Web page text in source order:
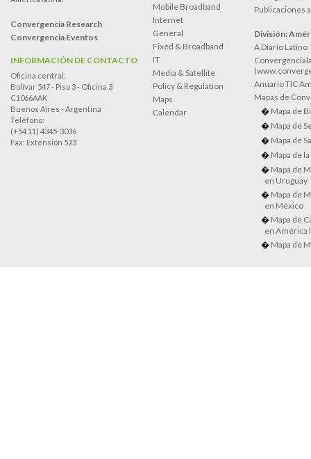
Convergencia Research
Convergencia Eventos
INFORMACIÓN DE CONTACTO
Oficina central:
Bolívar 547 - Piso 3 - Oficina 3
C1066AAK
Buenos Aires - Argentina
Teléfono:
(+54 11) 4345-3036
Fax: Extensión 523
Mobile Broadband
Internet
General
Fixed & Broadband
IT
Media & Satellite
Policy & Regulation
Maps
Calendar
Publicaciones
División:
A Diario Latino
Anuario TIC
Mapas de
Mapa de
Mapa de
Mapa de
Mapa de
Mapa de
en Uruguay
Mapa de
en México
Mapa de
en América
Mapa de